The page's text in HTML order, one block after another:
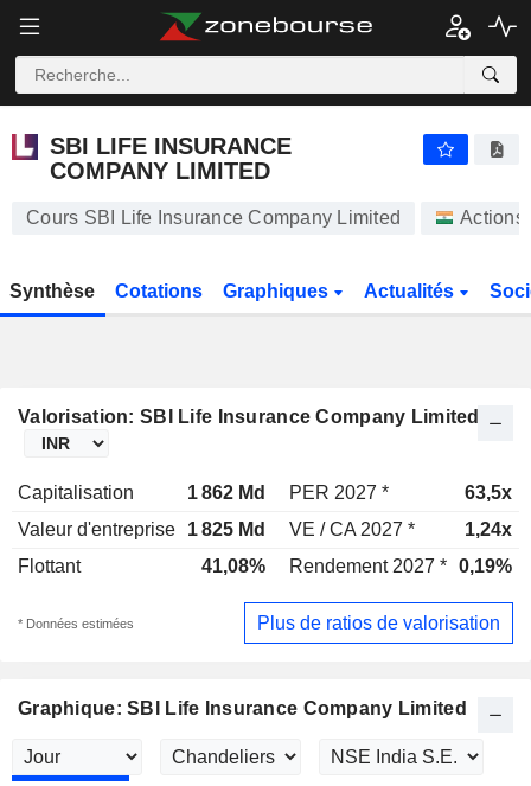
SBI LIFE INSURANCE
COMPANY LIMITED
Cours SBI Life Insurance Company Limited Actions
Synthèse Cotations Graphiques Actualités
Valorisation: SBI Life Insurance Company Limited
Capitalisation 1 862 Md PER 2027 *
63,5x
Valeur d'entreprise
1 825 Md VE / CA 2027 *
1,24x
Flottant
41,08% Rendement 2027 * 0,19%
* Données estimées Plus de ratios de valorisation
Graphique: SBI Life Insurance Company Limited